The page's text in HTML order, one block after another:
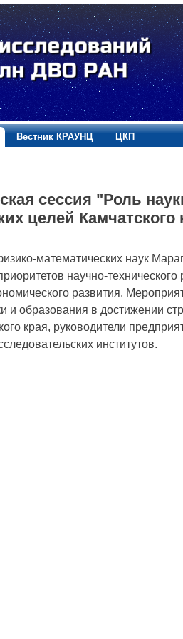
Вестник КРАУНЦ
ЦКП
сессия "Роль
целей Камчатского
математических наук
научно-технического
развития.
и образования в достижении
края, руководители
институтов.